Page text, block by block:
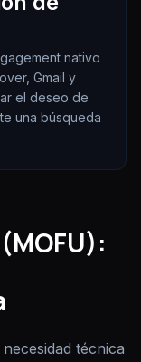
nativo
Gmail y
el deseo de
una búsqueda
técnica